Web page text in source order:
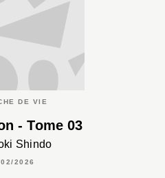
DE VIE
- Tome 03
Shindo
2026